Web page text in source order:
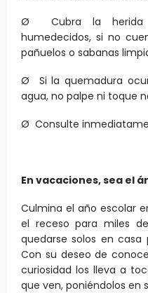
Ø Cubra la herida
humedecidos, si no
pañuelos o sabanas
Ø Si la quemadura
agua, no palpe ni toque
Ø Consulte
En vacaciones, sea el
Culmina el año escolar
el receso para miles
quedarse solos en
Con su deseo de
curiosidad los lleva a
que ven, poniéndolos en